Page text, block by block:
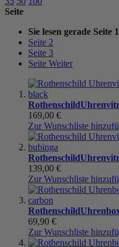
Seite
Sie lesen gerade Seite 1
Seite 2
Seite 3
Seite Weiter
Rothenschild
169,00 €
Zur Wunschliste
Rothenschild
139,00 €
Zur Wunschliste
Rothenschild
69,90 €
Zur Wunschliste